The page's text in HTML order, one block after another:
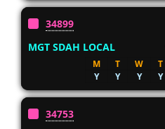
34899
MGT SDAH LOCAL
M T W T
Y
Y Y Y
34753